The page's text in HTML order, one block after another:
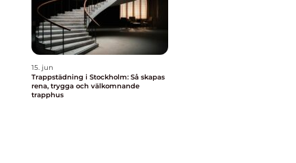
15. jun
Trappstädning i Stockholm: Så skapas
rena, trygga och välkomnande
trapphus